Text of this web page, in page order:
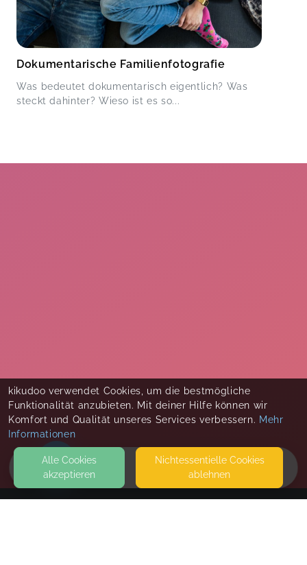
HOME
Dokumentarische Familienfotografie
Was bedeutet dokumentarisch eigentlich? Was
steckt dahinter? Wieso ist es so...
kikudoo verwendet Cookies, um die bestmögliche
Funktionalität anzubieten. Mit deiner Hilfe können wir
Komfort und Qualität unseres Services verbessern. Mehr
Informationen
Alle Cookies
akzeptieren
Nicht­essentielle Cookies
ablehnen